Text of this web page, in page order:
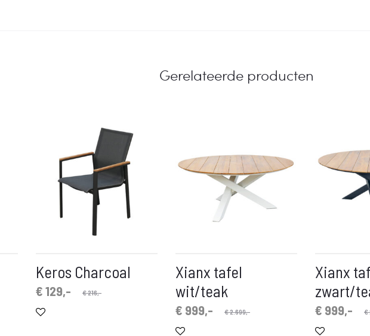
Gerelateerde producten
Keros Charcoal
€216,-
Oorspronkelijke
€129,-
Huidige
prijs
Xianx tafel
wit/teak
€2.699,-
Oorspronkelijke
€ 999,-
Huidige
prijs
Xianx
zwart/
€
Oorspronkelijke
€ 999,-
Huidige
prijs